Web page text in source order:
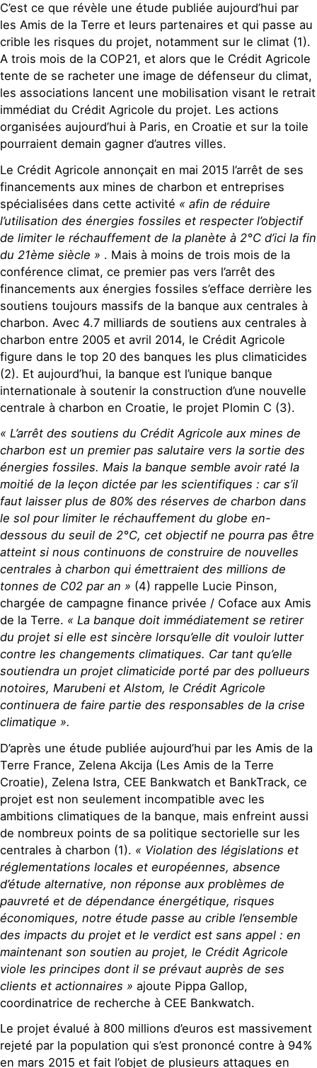
C’est ce que révèle une étude publiée aujourd’hui par
les Amis de la Terre et leurs partenaires et qui passe au
crible les risques du projet, notamment sur le climat (1).
A trois mois de la COP21, et alors que le Crédit Agricole
tente de se racheter une image de défenseur du climat,
les associations lancent une mobilisation visant le retrait
immédiat du Crédit Agricole du projet. Les actions
organisées aujourd’hui à Paris, en Croatie et sur la toile
pourraient demain gagner d’autres villes.
Le Crédit Agricole annonçait en mai 2015 l’arrêt de ses
financements aux mines de charbon et entreprises
spécialisées dans cette activité « afin de réduire
l’utilisation des énergies fossiles et respecter l’objectif
de limiter le réchauffement de la planète à 2°C d’ici la fin
du 21ème siècle » . Mais à moins de trois mois de la
conférence climat, ce premier pas vers l’arrêt des
financements aux énergies fossiles s’efface derrière les
soutiens toujours massifs de la banque aux centrales à
charbon. Avec 4.7 milliards de soutiens aux centrales à
charbon entre 2005 et avril 2014, le Crédit Agricole
figure dans le top 20 des banques les plus climaticides
(2). Et aujourd’hui, la banque est l’unique banque
internationale à soutenir la construction d’une nouvelle
centrale à charbon en Croatie, le projet Plomin C (3).
« L’arrêt des soutiens du Crédit Agricole aux mines de
charbon est un premier pas salutaire vers la sortie des
énergies fossiles. Mais la banque semble avoir raté la
moitié de la leçon dictée par les scientifiques : car s’il
faut laisser plus de 80% des réserves de charbon dans
le sol pour limiter le réchauffement du globe en-
dessous du seuil de 2°C, cet objectif ne pourra pas être
atteint si nous continuons de construire de nouvelles
centrales à charbon qui émettraient des millions de
tonnes de C02 par an » (4) rappelle Lucie Pinson,
chargée de campagne finance privée / Coface aux Amis
de la Terre. « La banque doit immédiatement se retirer
du projet si elle est sincère lorsqu’elle dit vouloir lutter
contre les changements climatiques. Car tant qu’elle
soutiendra un projet climaticide porté par des pollueurs
notoires, Marubeni et Alstom, le Crédit Agricole
continuera de faire partie des responsables de la crise
climatique ».
D’après une étude publiée aujourd’hui par les Amis de la
Terre France, Zelena Akcija (Les Amis de la Terre
Croatie), Zelena Istra, CEE Bankwatch et BankTrack, ce
projet est non seulement incompatible avec les
ambitions climatiques de la banque, mais enfreint aussi
de nombreux points de sa politique sectorielle sur les
centrales à charbon (1). « Violation des législations et
réglementations locales et européennes, absence
d’étude alternative, non réponse aux problèmes de
pauvreté et de dépendance énergétique, risques
économiques, notre étude passe au crible l’ensemble
des impacts du projet et le verdict est sans appel : en
maintenant son soutien au projet, le Crédit Agricole
viole les principes dont il se prévaut auprès de ses
clients et actionnaires » ajoute Pippa Gallop,
coordinatrice de recherche à CEE Bankwatch.
Le projet évalué à 800 millions d’euros est massivement
rejeté par la population qui s’est prononcé contre à 94%
en mars 2015 et fait l’objet de plusieurs attaques en